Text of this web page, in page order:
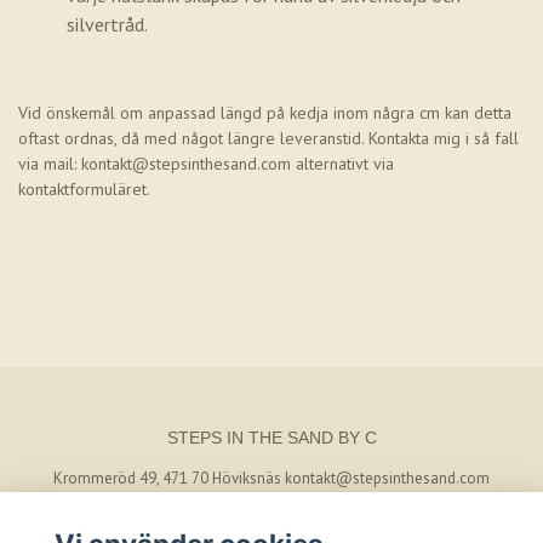
silvertråd.
Vid önskemål om anpassad längd på kedja inom några cm kan detta
oftast ordnas, då med något längre leveranstid. Kontakta mig i så fall
via mail: kontakt@stepsinthesand.com alternativt via
kontaktformuläret.
STEPS IN THE SAND BY C
Krommeröd 49, 471 70 Höviksnäs kontakt@stepsinthesand.com